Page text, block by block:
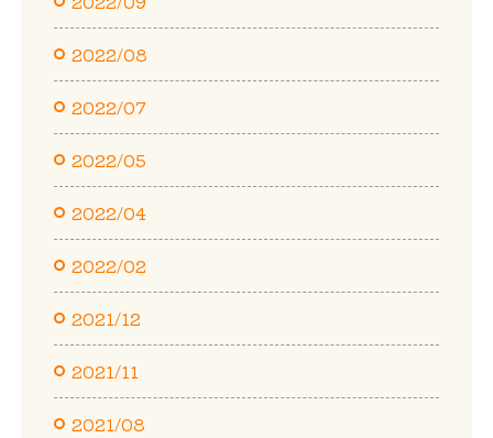
2022/08
2022/07
2022/05
2022/04
2022/02
2021/12
2021/11
2021/08